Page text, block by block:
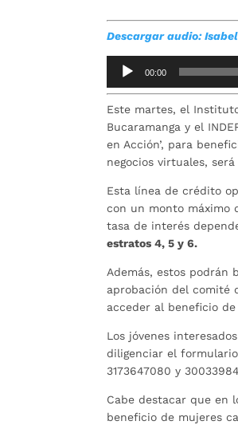
Descargar audio:
Reproductor
audio
00:00
Este martes, el
Bucaramanga y el
en Acción’, para
negocios virtuales,
Esta línea de crédito
con un monto máximo
tasa de interés
estratos 4, 5 y 6.
Además, estos podrán
aprobación del comité
acceder al beneficio
Los jóvenes
diligenciar el
3173647080 y
Cabe destacar que en
beneficio de mujeres